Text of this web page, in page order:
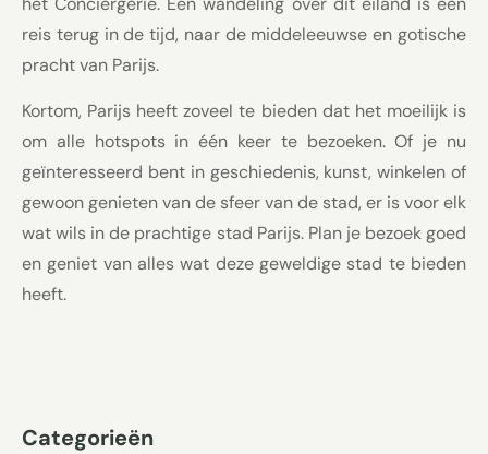
reis terug in de tijd, naar de middeleeuwse en gotische
pracht van Parijs.
Kortom, Parijs heeft zoveel te bieden dat het moeilijk is
om alle hotspots in één keer te bezoeken. Of je nu
geïnteresseerd bent in geschiedenis, kunst, winkelen of
gewoon genieten van de sfeer van de stad, er is voor elk
wat wils in de prachtige stad Parijs. Plan je bezoek goed
en geniet van alles wat deze geweldige stad te bieden
heeft.
Categorieën